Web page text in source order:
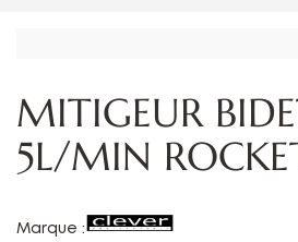
MITIGEUR
5L/MIN
Marque :